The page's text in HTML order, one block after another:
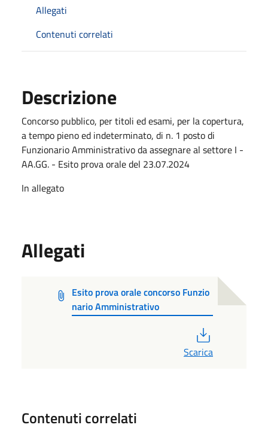
Allegati
Contenuti correlati
Descrizione
Concorso pubblico, per titoli ed esami, per la copertura,
a tempo pieno ed indeterminato, di n. 1 posto di
Funzionario Amministrativo da assegnare al settore I -
AA.GG. - Esito prova orale del 23.07.2024
In allegato
Allegati
Esito prova orale concorso Funzio
nario Amministrativo
Scarica
Contenuti correlati